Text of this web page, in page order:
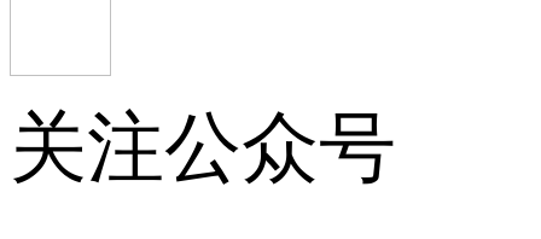
关注公众号